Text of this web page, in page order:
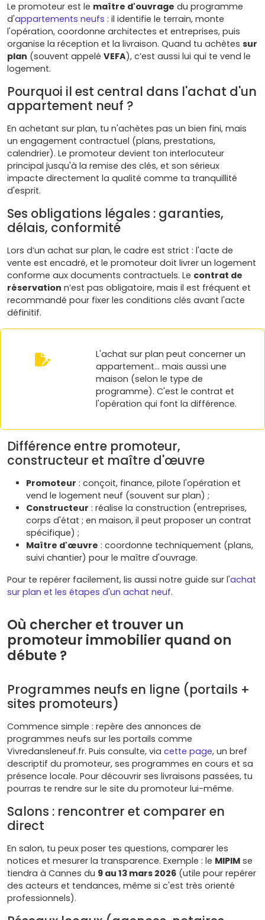
Le promoteur est le maître d'ouvrage du programme
d'appartements neufs : il identifie le terrain, monte
l'opération, coordonne architectes et entreprises, puis
organise la réception et la livraison. Quand tu achètes sur
plan (souvent appelé VEFA), c’est aussi lui qui te vend le
logement.
Pourquoi il est central dans l'achat d'un
appartement neuf ?
En achetant sur plan, tu n'achètes pas un bien fini, mais
un engagement contractuel (plans, prestations,
calendrier). Le promoteur devient ton interlocuteur
principal jusqu'à la remise des clés, et son sérieux
impacte directement la qualité comme ta tranquillité
d'esprit.
Ses obligations légales : garanties,
délais, conformité
Lors d’un achat sur plan, le cadre est strict : l'acte de
vente est encadré, et le promoteur doit livrer un logement
conforme aux documents contractuels. Le contrat de
réservation n’est pas obligatoire, mais il est fréquent et
recommandé pour fixer les conditions clés avant l'acte
définitif.
L'achat sur plan peut concerner un
appartement… mais aussi une
maison (selon le type de
programme). C'est le contrat et
l'opération qui font la différence.
Différence entre promoteur,
constructeur et maître d'œuvre
Promoteur : conçoit, finance, pilote l'opération et
vend le logement neuf (souvent sur plan) ;
Constructeur : réalise la construction (entreprises,
corps d'état ; en maison, il peut proposer un contrat
spécifique) ;
Maître d'œuvre : coordonne techniquement (plans,
suivi chantier) pour le maître d'ouvrage.
Pour te repérer facilement, lis aussi notre guide sur l'achat
sur plan et les étapes d'un achat neuf.
Où chercher et trouver un
promoteur immobilier quand on
débute ?
Programmes neufs en ligne (portails +
sites promoteurs)
Commence simple : repère des annonces de
programmes neufs sur les portails comme
Vivredansleneuf.fr. Puis consulte, via cette page, un bref
descriptif du promoteur, ses programmes en cours et sa
présence locale. Pour découvrir ses livraisons passées, tu
pourras te rendre sur le site du promoteur lui-même.
Salons : rencontrer et comparer en
direct
En salon, tu peux poser tes questions, comparer les
notices et mesurer la transparence. Exemple : le MIPIM se
tiendra à Cannes du 9 au 13 mars 2026 (utile pour repérer
des acteurs et tendances, même si c'est très orienté
professionnels).